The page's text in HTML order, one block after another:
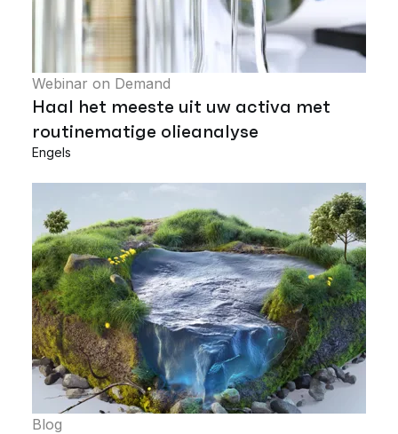
Webinar on Demand
Haal het meeste uit uw activa met
routinematige olieanalyse
Engels
Blog